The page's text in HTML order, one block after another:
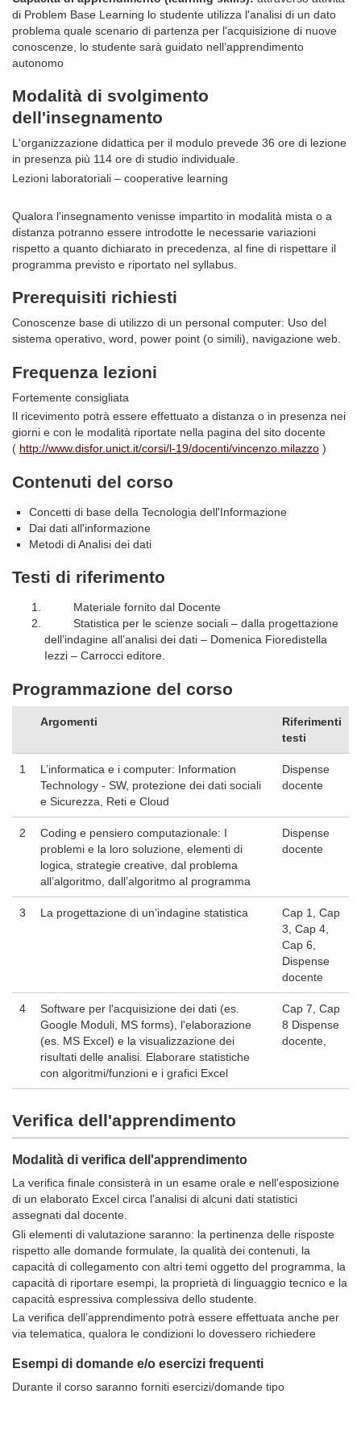
di Problem Base Learning lo studente utilizza l'analisi di un dato
problema quale scenario di partenza per l'acquisizione di nuove
conoscenze, lo studente sarà guidato nell’apprendimento
autonomo
Modalità di svolgimento
dell'insegnamento
L'organizzazione didattica per il modulo prevede 36 ore di lezione
in presenza più 114 ore di studio individuale.
Lezioni laboratoriali – cooperative learning
Qualora l'insegnamento venisse impartito in modalità mista o a
distanza potranno essere introdotte le necessarie variazioni
rispetto a quanto dichiarato in precedenza, al fine di rispettare il
programma previsto e riportato nel syllabus.
Prerequisiti richiesti
Conoscenze base di utilizzo di un personal computer: Uso del
sistema operativo, word, power point (o simili), navigazione web.
Frequenza lezioni
Fortemente consigliata
Il ricevimento potrà essere effettuato a distanza o in presenza nei
giorni e con le modalità riportate nella pagina del sito docente
( http://www.disfor.unict.it/corsi/l-19/docenti/vincenzo.milazzo )
Contenuti del corso
Concetti di base della Tecnologia dell'Informazione
Dai dati all'informazione
Metodi di Analisi dei dati
Testi di riferimento
Materiale fornito dal Docente
Statistica per le scienze sociali – dalla progettazione
dell’indagine all’analisi dei dati – Domenica Fioredistella
Iezzi – Carrocci editore.
Programmazione del corso
Argomenti
Riferimenti
testi
1
L’informatica e i computer: Information
Technology - SW, protezione dei dati sociali
e Sicurezza, Reti e Cloud
Dispense
docente
2
Coding e pensiero computazionale: I
problemi e la loro soluzione, elementi di
logica, strategie creative, dal problema
all’algoritmo, dall’algoritmo al programma
Dispense
docente
3 La progettazione di un’indagine statistica
Cap 1, Cap
3, Cap 4,
Cap 6,
Dispense
docente
4
Software per l'acquisizione dei dati (es.
Google Moduli, MS forms), l'elaborazione
(es. MS Excel) e la visualizzazione dei
risultati delle analisi. Elaborare statistiche
con algoritmi/funzioni e i grafici Excel
Cap 7, Cap
8 Dispense
docente,
Verifica dell'apprendimento
Modalità di verifica dell'apprendimento
La verifica finale consisterà in un esame orale e nell'esposizione
di un elaborato Excel circa l'analisi di alcuni dati statistici
assegnati dal docente.
Gli elementi di valutazione saranno: la pertinenza delle risposte
rispetto alle domande formulate, la qualità dei contenuti, la
capacità di collegamento con altri temi oggetto del programma, la
capacità di riportare esempi, la proprietà di linguaggio tecnico e la
capacità espressiva complessiva dello studente.
La verifica dell’apprendimento potrà essere effettuata anche per
via telematica, qualora le condizioni lo dovessero richiedere
Esempi di domande e/o esercizi frequenti
Durante il corso saranno forniti esercizi/domande tipo